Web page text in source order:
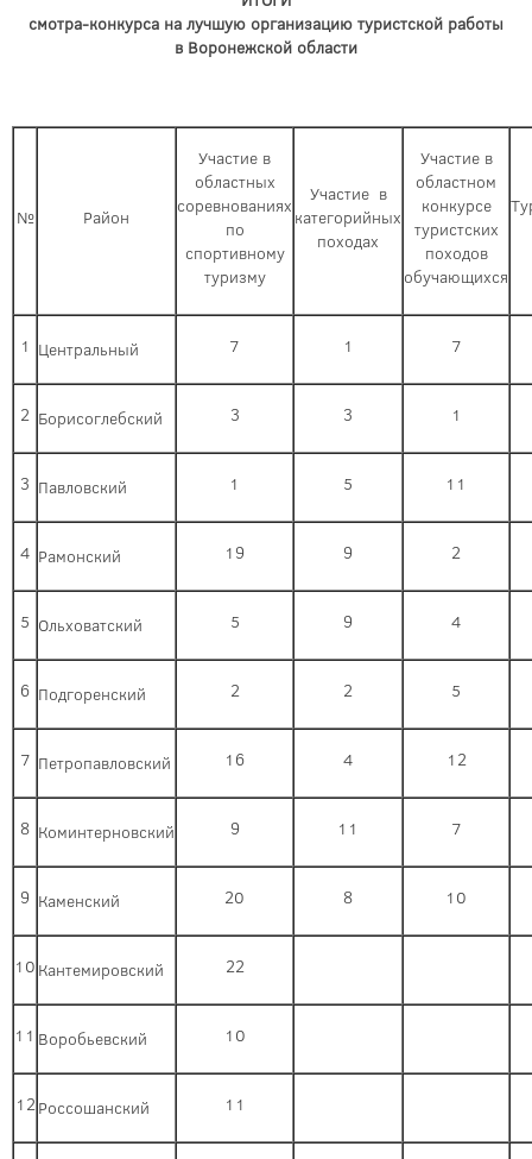
смотра-конкурса на лучшую организацию туристской работы
в Воронежской области
№ Район
Участие в
областных
соревнованиях
по
спортивному
туризму
Участие в
категорийных
походах
Участие в
областном
конкурсе
туристских
походов
обучающихся
1 Центральный 7 1 7
2 Борисоглебский 3 3 1
3 Павловский 1 5 11
4 Рамонский 19 9 2
5 Ольховатский 5 9 4
6 Подгоренский 2 2 5
7 Петропавловский 16 4 12
8 Коминтерновский 9 11 7
9 Каменский 20 8 10
10 Кантемировский 22
11 Воробьевский 10
12Россошанский 11